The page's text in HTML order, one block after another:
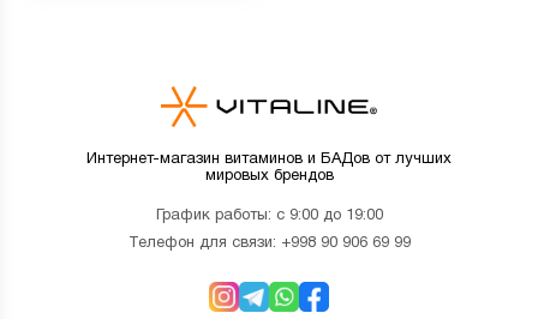
Интернет-магазин витаминов и БАДов от лучших
мировых брендов
График работы: с 9:00 до 19:00
Телефон для связи: +998 90 906 69 99